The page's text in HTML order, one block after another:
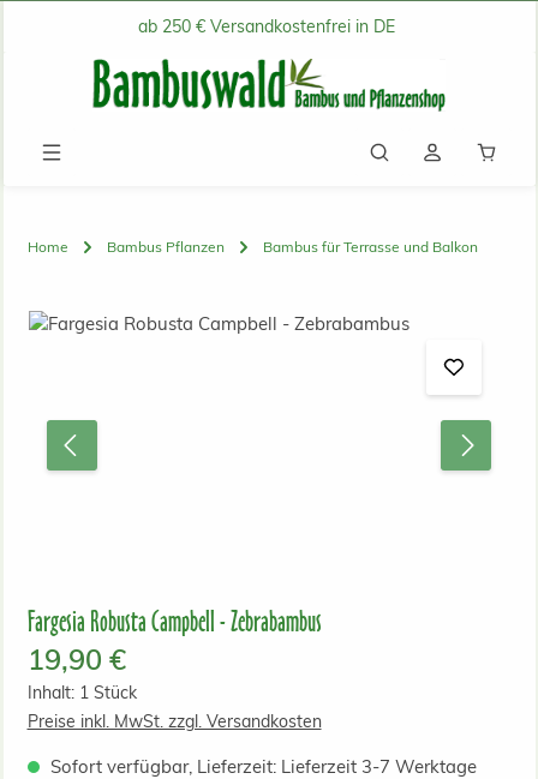
Zum Hauptinhalt springenab 250 € Versandkostenfrei in DE
Home Bambus Pflanzen Bambus für Terrasse und Balkon
Bildergalerie überspringen
Fargesia Robusta Campbell - Zebrabambus
Regulärer Preis:
19,90 €
Inhalt: 1 Stück
Preise inkl. MwSt. zzgl. Versandkosten
Sofort verfügbar, Lieferzeit: Lieferzeit 3-7 Werktage